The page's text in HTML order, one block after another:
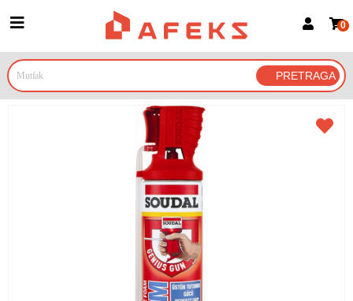
Prijava za članove
Prijavite se Google nalogom
0